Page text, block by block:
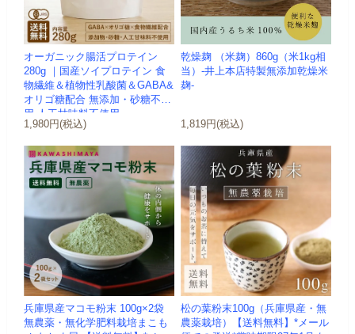
オーガニック腸活プロテイン
280g ｜国産ソイプロテイン 食
物繊維＆植物性乳酸菌＆GABA&
オリゴ糖配合 無添加・砂糖不使
用 人工甘味料不使用 ...
1,980円(税込)
乾燥麹 （米麹）860g（米1kg相
当）-井上本店特製無添加乾燥米
麹-
1,819円(税込)
兵庫県産マコモ粉末 100g×2袋
無農薬・無化学肥料栽培まこも
松の葉粉末100g（兵庫県産・無
農薬栽培）【送料無料】*メール